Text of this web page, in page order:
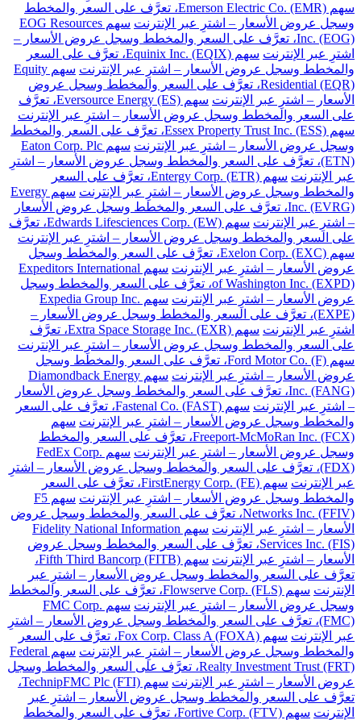
سهم Emerson Electric Co. (EMR)، تعرَّف على السعر والمخطط
وسجل عروض الأسعار – اشترِ عبر الإنترنت
سهم EOG Resources
Inc. (EOG)، تعرَّف على السعر والمخطط وسجل عروض الأسعار –
اشترِ عبر الإنترنت
سهم Equinix Inc. (EQIX)، تعرَّف على السعر
والمخطط وسجل عروض الأسعار – اشترِ عبر الإنترنت
سهم Equity
Residential (EQR)، تعرَّف على السعر والمخطط وسجل عروض
الأسعار – اشترِ عبر الإنترنت
سهم Eversource Energy (ES)، تعرَّف
على السعر والمخطط وسجل عروض الأسعار – اشترِ عبر الإنترنت
سهم Essex Property Trust Inc. (ESS)، تعرَّف على السعر والمخطط
وسجل عروض الأسعار – اشترِ عبر الإنترنت
سهم Eaton Corp. Plc
(ETN)، تعرَّف على السعر والمخطط وسجل عروض الأسعار – اشترِ
عبر الإنترنت
سهم Entergy Corp. (ETR)، تعرَّف على السعر
والمخطط وسجل عروض الأسعار – اشترِ عبر الإنترنت
سهم Evergy
Inc. (EVRG)، تعرَّف على السعر والمخطط وسجل عروض الأسعار
– اشترِ عبر الإنترنت
سهم Edwards Lifesciences Corp. (EW)، تعرَّف
على السعر والمخطط وسجل عروض الأسعار – اشترِ عبر الإنترنت
سهم Exelon Corp. (EXC)، تعرَّف على السعر والمخطط وسجل
عروض الأسعار – اشترِ عبر الإنترنت
سهم Expeditors International
of Washington Inc. (EXPD)، تعرَّف على السعر والمخطط وسجل
عروض الأسعار – اشترِ عبر الإنترنت
سهم Expedia Group Inc.
(EXPE)، تعرَّف على السعر والمخطط وسجل عروض الأسعار –
اشترِ عبر الإنترنت
سهم Extra Space Storage Inc. (EXR)، تعرَّف
على السعر والمخطط وسجل عروض الأسعار – اشترِ عبر الإنترنت
سهم Ford Motor Co. (F)، تعرَّف على السعر والمخطط وسجل
عروض الأسعار – اشترِ عبر الإنترنت
سهم Diamondback Energy
Inc. (FANG)، تعرَّف على السعر والمخطط وسجل عروض الأسعار
– اشترِ عبر الإنترنت
سهم Fastenal Co. (FAST)، تعرَّف على السعر
والمخطط وسجل عروض الأسعار – اشترِ عبر الإنترنت سهم
Freeport-McMoRan Inc. (FCX)، تعرَّف على السعر والمخطط
وسجل عروض الأسعار – اشترِ عبر الإنترنت
سهم FedEx Corp.
(FDX)، تعرَّف على السعر والمخطط وسجل عروض الأسعار – اشترِ
عبر الإنترنت
سهم FirstEnergy Corp. (FE)، تعرَّف على السعر
والمخطط وسجل عروض الأسعار – اشترِ عبر الإنترنت
سهم F5
Networks Inc. (FFIV)، تعرَّف على السعر والمخطط وسجل عروض
الأسعار – اشترِ عبر الإنترنت
سهم Fidelity National Information
Services Inc. (FIS)، تعرَّف على السعر والمخطط وسجل عروض
الأسعار – اشترِ عبر الإنترنت
سهم Fifth Third Bancorp (FITB)،
تعرَّف على السعر والمخطط وسجل عروض الأسعار – اشترِ عبر
الإنترنت
سهم Flowserve Corp. (FLS)، تعرَّف على السعر والمخطط
وسجل عروض الأسعار – اشترِ عبر الإنترنت
سهم FMC Corp.
(FMC)، تعرَّف على السعر والمخطط وسجل عروض الأسعار – اشترِ
عبر الإنترنت
سهم Fox Corp. Class A (FOXA)، تعرَّف على السعر
والمخطط وسجل عروض الأسعار – اشترِ عبر الإنترنت
سهم Federal
Realty Investment Trust (FRT)، تعرَّف على السعر والمخطط وسجل
عروض الأسعار – اشترِ عبر الإنترنت
سهم TechnipFMC Plc (FTI)،
تعرَّف على السعر والمخطط وسجل عروض الأسعار – اشترِ عبر
الإنترنت
سهم Fortive Corp. (FTV)، تعرَّف على السعر والمخطط